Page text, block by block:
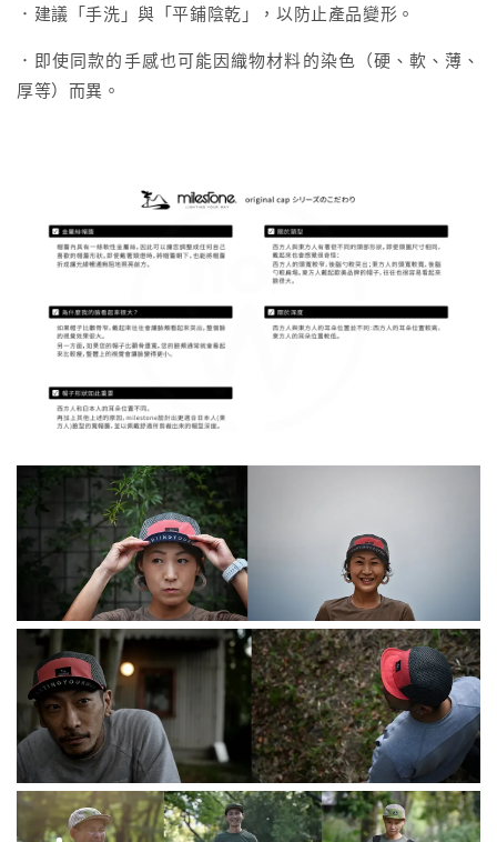
．建議「手洗」與「平鋪陰乾」，以防止產品變形。
．即使同款的手感也可能因織物材料的染色（硬、軟、薄、
厚等）而異。